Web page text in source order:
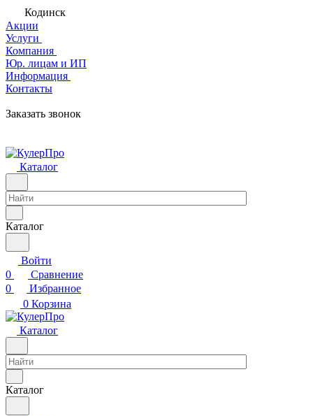
Кодинск
Акции
Услуги
Компания
Юр. лицам и ИП
Информация
Контакты
Заказать звонок
Каталог
Каталог
Войти
0
Сравнение
0
Избранное
0 Корзина
Каталог
Каталог